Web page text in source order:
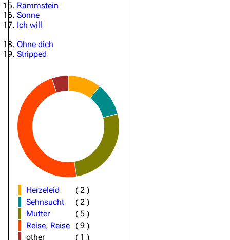
Rammstein
Sonne
Ich will
Ohne dich
Stripped
Herzeleid (2 )
Sehnsucht
(2 )
Mutter
(5 )
Reise, Reise
(9 )
other
( 1 )